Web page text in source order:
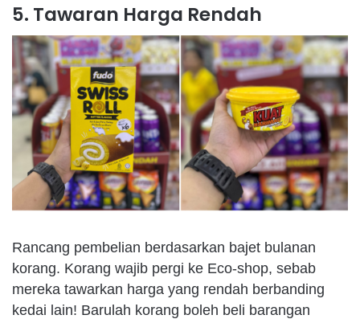
5. Tawaran Harga Rendah
Rancang pembelian berdasarkan bajet bulanan
korang. Korang wajib pergi ke Eco-shop, sebab
mereka tawarkan harga yang rendah berbanding
kedai lain! Barulah korang boleh beli barangan